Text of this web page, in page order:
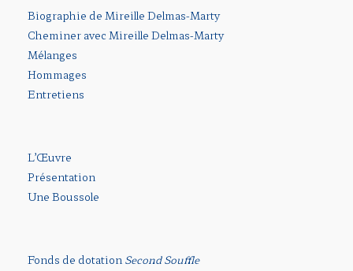
Biographie de Mireille Delmas-Marty
Cheminer avec Mireille Delmas-Marty
Mélanges
Hommages
Entretiens
L’Œuvre
Présentation
Une Boussole
Fonds de dotationSecond Souffle